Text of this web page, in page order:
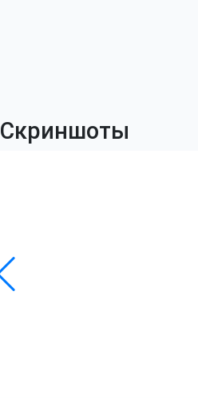
Скриншоты